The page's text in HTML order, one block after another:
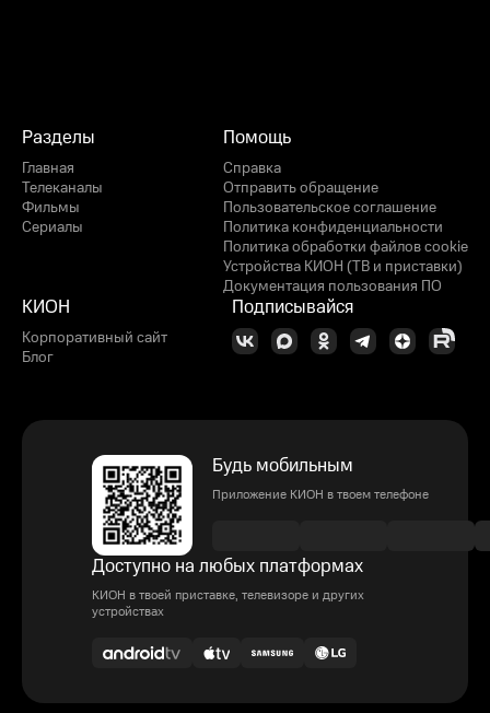
Разделы
Главная
Телеканалы
Фильмы
Сериалы
Помощь
Справка
Отправить обращение
Пользовательское соглашение
Политика конфиденциальности
Политика обработки файлов cookie
Устройства КИОН (ТВ и приставки)
Документация пользования ПО
КИОН
Корпоративный сайт
Блог
Подписывайся
Будь мобильным
Приложение КИОН в твоем телефоне
Доступно на любых платформах
КИОН в твоей приставке, телевизоре и других
устройствах